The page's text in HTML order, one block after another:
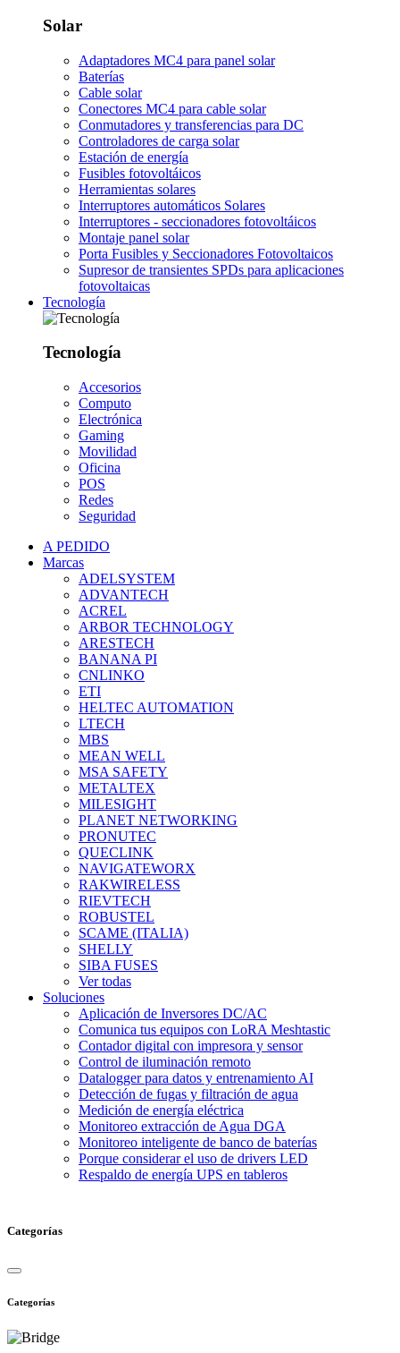
Solar
Adaptadores MC4 para panel solar
Baterías
Cable solar
Conectores MC4 para cable solar
Conmutadores y transferencias para DC
Controladores de carga solar
Estación de energía
Fusibles fotovoltáicos
Herramientas solares
Interruptores automáticos Solares
Interruptores - seccionadores fotovoltáicos
Montaje panel solar
Porta Fusibles y Seccionadores Fotovoltaicos
Supresor de transientes SPDs para aplicaciones
fotovoltaicas
Tecnología
Tecnología
Accesorios
Computo
Electrónica
Gaming
Movilidad
Oficina
POS
Redes
Seguridad
A PEDIDO
Marcas
ADELSYSTEM
ADVANTECH
ACREL
ARBOR TECHNOLOGY
ARESTECH
BANANA PI
CNLINKO
ETI
HELTEC AUTOMATION
LTECH
MBS
MEAN WELL
MSA SAFETY
METALTEX
MILESIGHT
PLANET NETWORKING
PRONUTEC
QUECLINK
NAVIGATEWORX
RAKWIRELESS
RIEVTECH
ROBUSTEL
SCAME (ITALIA)
SHELLY
SIBA FUSES
Ver todas
Soluciones
Aplicación de Inversores DC/AC
Comunica tus equipos con LoRA Meshtastic
Contador digital con impresora y sensor
Control de iluminación remoto
Datalogger para datos y entrenamiento AI
Detección de fugas y filtración de agua
Medición de energía eléctrica
Monitoreo extracción de Agua DGA
Monitoreo inteligente de banco de baterías
Porque considerar el uso de drivers LED
Respaldo de energía UPS en tableros
Categorías
Categorías